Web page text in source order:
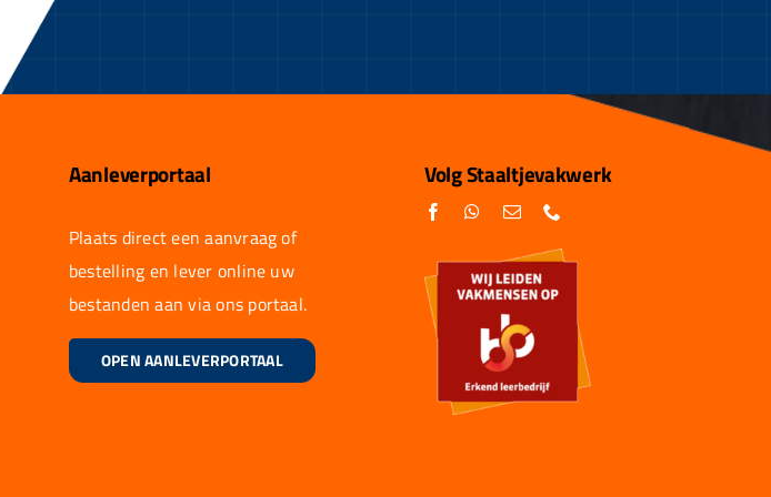
Aanleverportaal
Plaats direct een aanvraag of
bestelling en lever online uw
bestanden aan via ons portaal.
OPEN AANLEVERPORTAAL
Volg Staaltjevakwerk